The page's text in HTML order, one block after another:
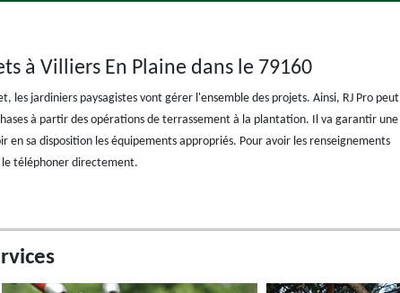
à Villiers En Plaine dans le 79160
les jardiniers paysagistes vont gérer l'ensemble des projets. Ainsi, RJ Pro peut
à partir des opérations de terrassement à la plantation. Il va garantir une
sa disposition les équipements appropriés. Pour avoir les renseignements
téléphoner directement.